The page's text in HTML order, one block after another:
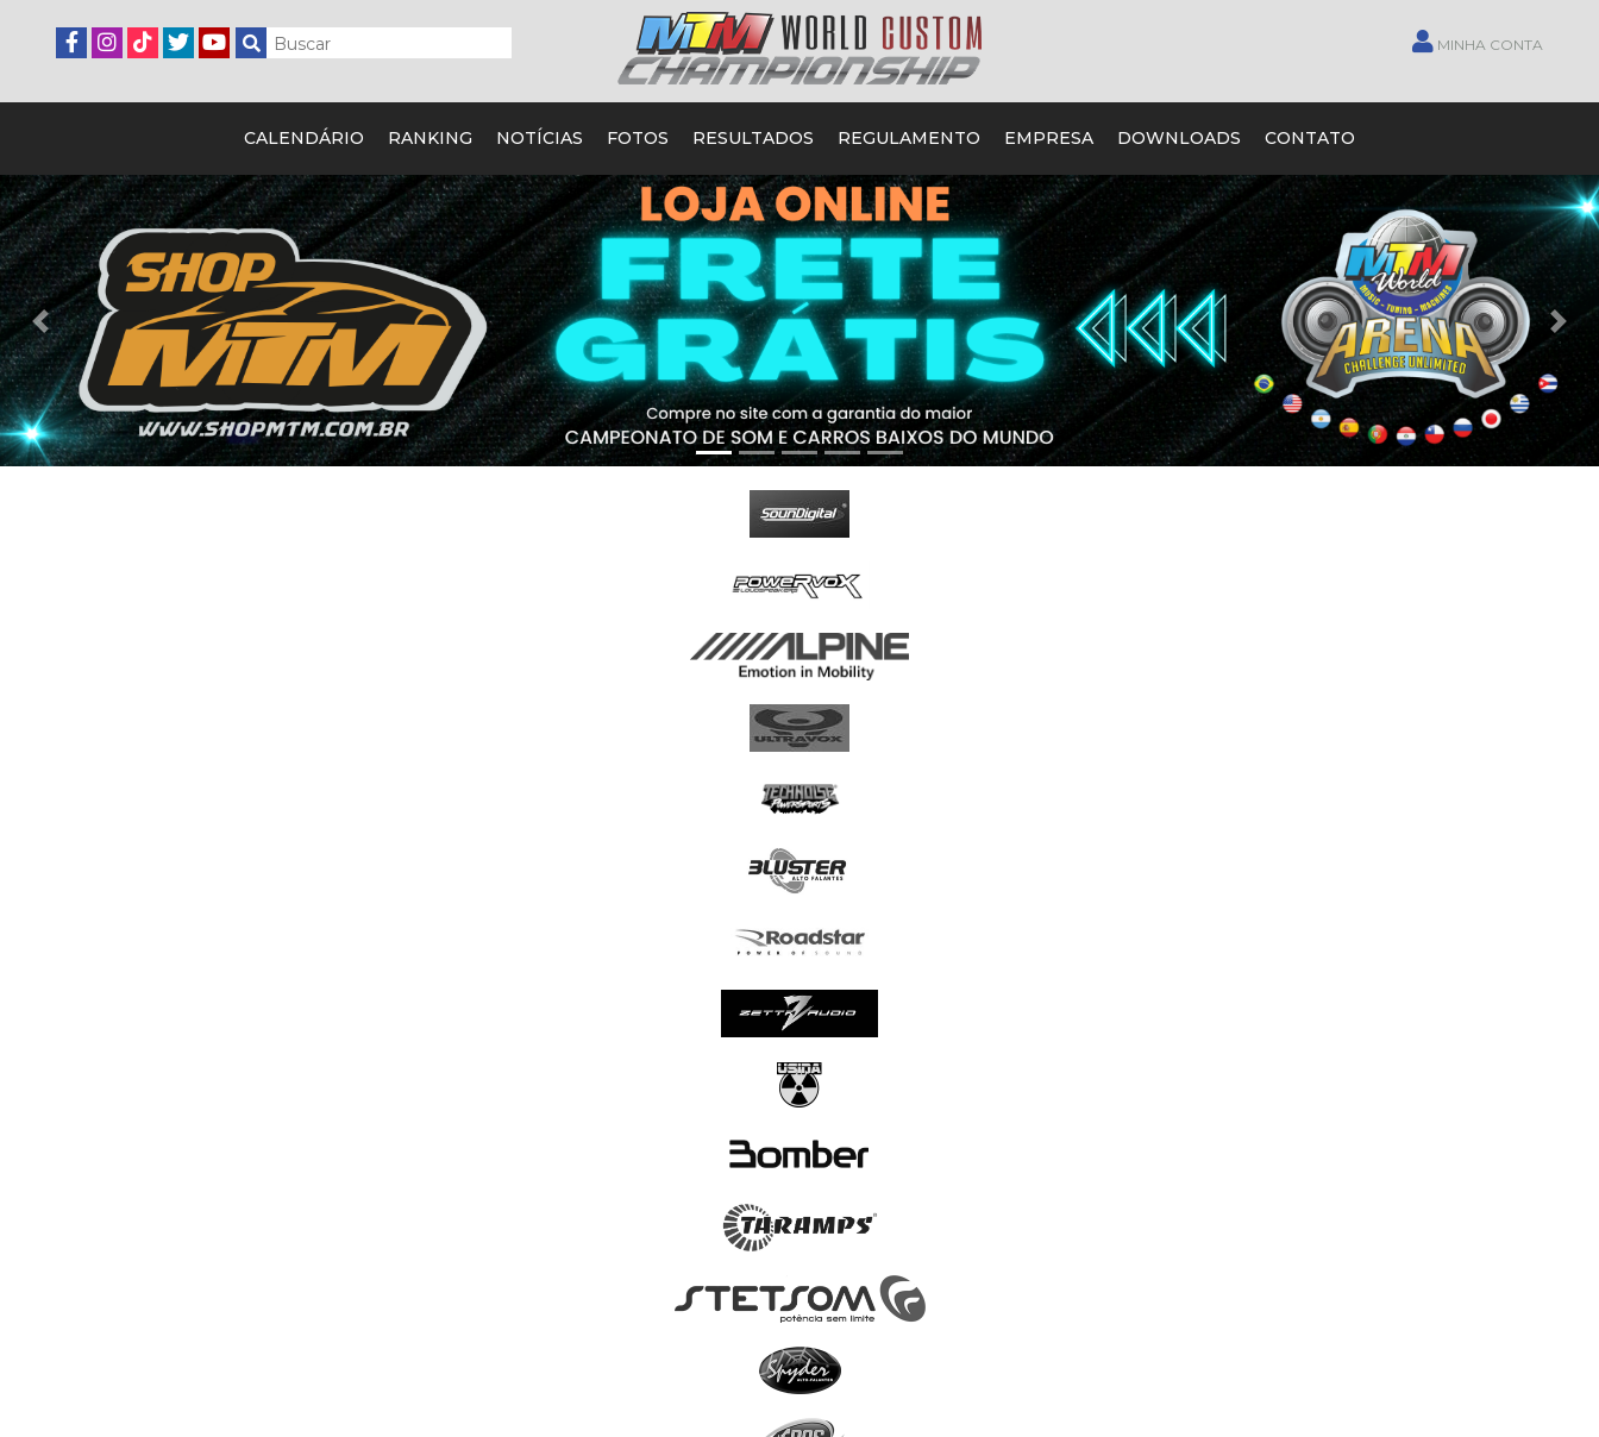
MINHA CONTA
CALENDÁRIO RANKING NOTÍCIAS FOTOS RESULTADOS REGULAMENTO EMPRESA DOWNLOADS CONTATO
Previous